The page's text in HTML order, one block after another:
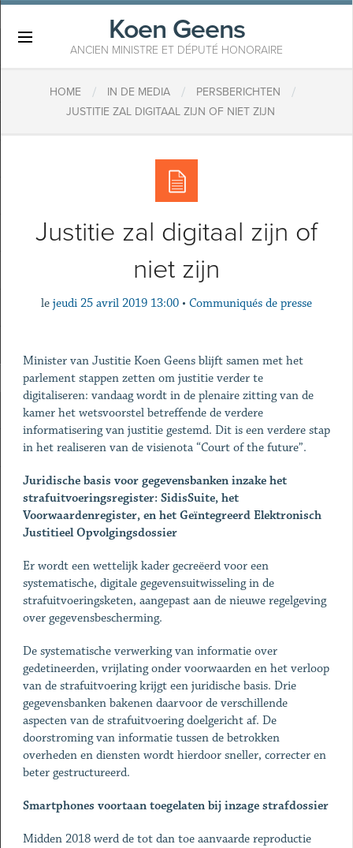
Koen Geens
ANCIEN MINISTRE ET DÉPUTÉ HONORAIRE
HOME / IN DE MEDIA / PERSBERICHTEN /
JUSTITIE ZAL DIGITAAL ZIJN OF NIET ZIJN
Justitie zal digitaal zijn of
niet zijn
le jeudi 25 avril 2019 13:00 • Communiqués de presse
Minister van Justitie Koen Geens blijft samen met het
parlement stappen zetten om justitie verder te
digitaliseren: vandaag wordt in de plenaire zitting van de
kamer het wetsvoorstel betreffende de verdere
informatisering van justitie gestemd. Dit is een verdere stap
in het realiseren van de visienota “Court of the future”.
Juridische basis voor gegevensbanken inzake het
strafuitvoeringsregister: SidisSuite, het
Voorwaardenregister, en het Geïntegreerd Elektronisch
Justitieel Opvolgingsdossier
Er wordt een wettelijk kader gecreëerd voor een
systematische, digitale gegevensuitwisseling in de
strafuitvoeringsketen, aangepast aan de nieuwe regelgeving
over gegevensbescherming.
De systematische verwerking van informatie over
gedetineerden, vrijlating onder voorwaarden en het verloop
van de strafuitvoering krijgt een juridische basis. Drie
gegevensbanken bakenen daarvoor de verschillende
aspecten van de strafuitvoering doelgericht af. De
doorstroming van informatie tussen de betrokken
overheden en diensten wordt hierdoor sneller, correcter en
beter gestructureerd.
Smartphones voortaan toegelaten bij inzage strafdossier
Midden 2018 werd de tot dan toe aanvaarde reproductie